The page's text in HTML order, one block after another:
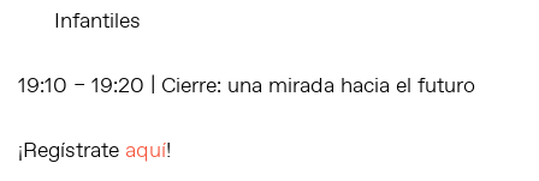
Infantiles
19:10 – 19:20 | Cierre: una mirada hacia el futuro
¡Regístrate aquí!